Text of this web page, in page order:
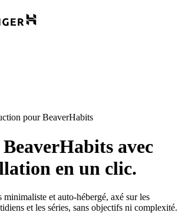
pour BeaverHabits
avec
en un clic.
et auto-hébergé, axé sur les
et les séries, sans objectifs ni complexité.